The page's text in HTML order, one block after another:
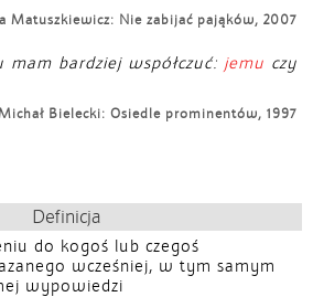
Matuszkiewicz: Nie zabijać pająków, 2007
bardziej współczuć: jemu czy
Bielecki: Osiedle prominentów, 1997
Definicja
do kogoś lub czegoś
wcześniej, w tym samym
wypowiedzi